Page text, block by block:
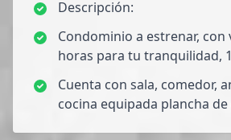
Descripción:
Condominio a estrenar, con
horas para tu tranquilidad,
Cuenta con sala, comedor,
cocina equipada plancha